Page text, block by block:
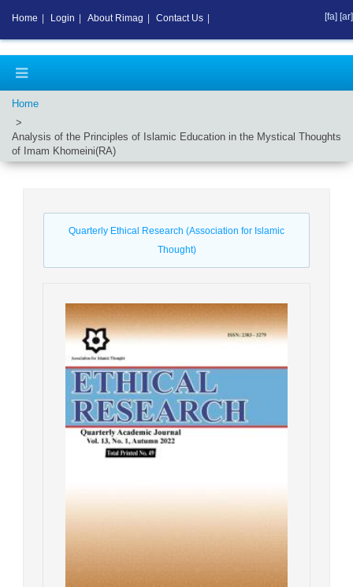
Home
Analysis of the Principles of Islamic Education in the Mystical Thoughts
of Imam Khomeini(RA)
Quarterly Ethical Research (Association for Islamic
Thought)
Home Login About Rimag Contact Us [fa] [ar]